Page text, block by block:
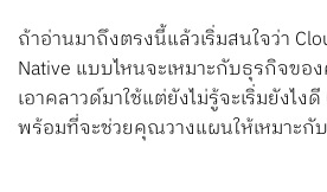
ถ้าอ่านมาถึงตรงนี้แล้วเริ่มสนใจว่า
Native แบบไหนจะเหมาะกับธุรกิจข
เอาคลาวด์มาใช้แต่ยังไม่รู้จะเริ่มยังไง
พร้อมที่จะช่วยคุณวางแผนให้เหมาะกั